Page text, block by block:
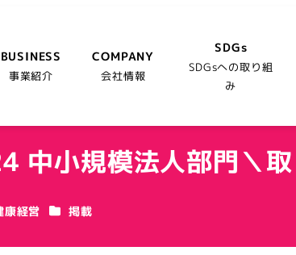
BUSINESS
事業紹介
COMPANY
会社情報
SDGs
SDGsへの取り組
み
中小規模法人部門＼
リー
康経営 カテゴリー
掲載